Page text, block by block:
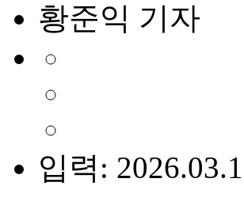
황준익 기자
입력: